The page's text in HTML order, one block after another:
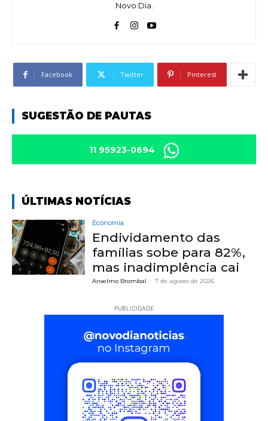
Novo Dia.
Facebook Twitter Pinterest
SUGESTÃO DE PAUTAS
11 95923-0694
ÚLTIMAS NOTÍCIAS
Economia
Endividamento das
famílias sobe para 82%,
mas inadimplência cai
Anselmo Brombal - 7 de agosto de 2026
PUBLICIDADE